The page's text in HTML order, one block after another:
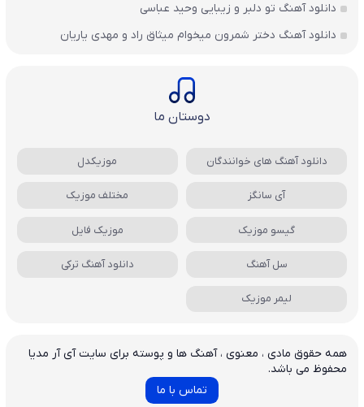
دانلود آهنگ تو دلبر و زیبایی وحید عباسی
دانلود آهنگ دختر شمرون میخوام میثاق راد و مهدی یاریان
دوستان ما
دانلود آهنگ های خوانندگان موزیکدل
آی سانگز مختلف موزیک
گیسو موزیک موزیک فایل
سل آهنگ دانلود آهنگ ترکی
لیمر موزیک
همه حقوق مادی ، معنوی ، آهنگ ها و پوسته برای سایت آی آر مدیا
محفوظ می باشد.
تماس با ما